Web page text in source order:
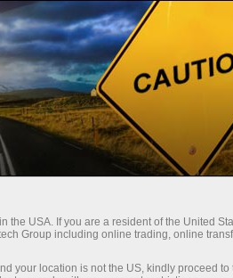
แพลตฟอร์มการเทรด
สำหรับหุ้นส่วน แคมเปญ
(%)
the USA. If you are a resident of the United
Group including online trading, online
your location is not the US, kindly proceed to